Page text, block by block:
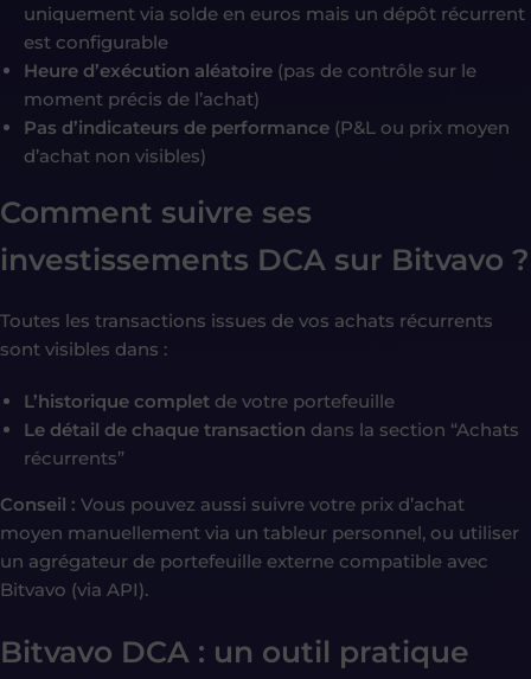
uniquement via solde en euros mais un dépôt récurrent
est configurable
Heure d’exécution aléatoire (pas de contrôle sur le
moment précis de l’achat)
Pas d’indicateurs de performance (P&L ou prix moyen
d’achat non visibles)
Comment suivre ses
investissements DCA sur Bitvavo ?
Toutes les transactions issues de vos achats récurrents
sont visibles dans :
L’historique complet de votre portefeuille
Le détail de chaque transaction dans la section “Achats
récurrents”
Conseil : Vous pouvez aussi suivre votre prix d’achat
moyen manuellement via un tableur personnel, ou utiliser
un agrégateur de portefeuille externe compatible avec
Bitvavo (via API).
Bitvavo DCA : un outil pratique